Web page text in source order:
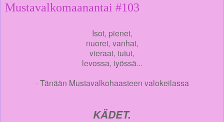
Mustavalkomaanantai #103
Isot, pienet,
nuoret, vanhat,
vieraat, tutut,
levossa, työssä...
- Tänään Mustavalkohaasteen valokeilassa
KÄDET.